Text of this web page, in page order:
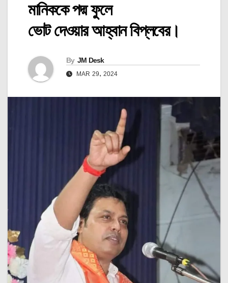
মানিককে পদ্ম ফুলে
ভোট দেওয়ার আহ্বান বিপ্লবের।
By JM Desk
MAR 29, 2024